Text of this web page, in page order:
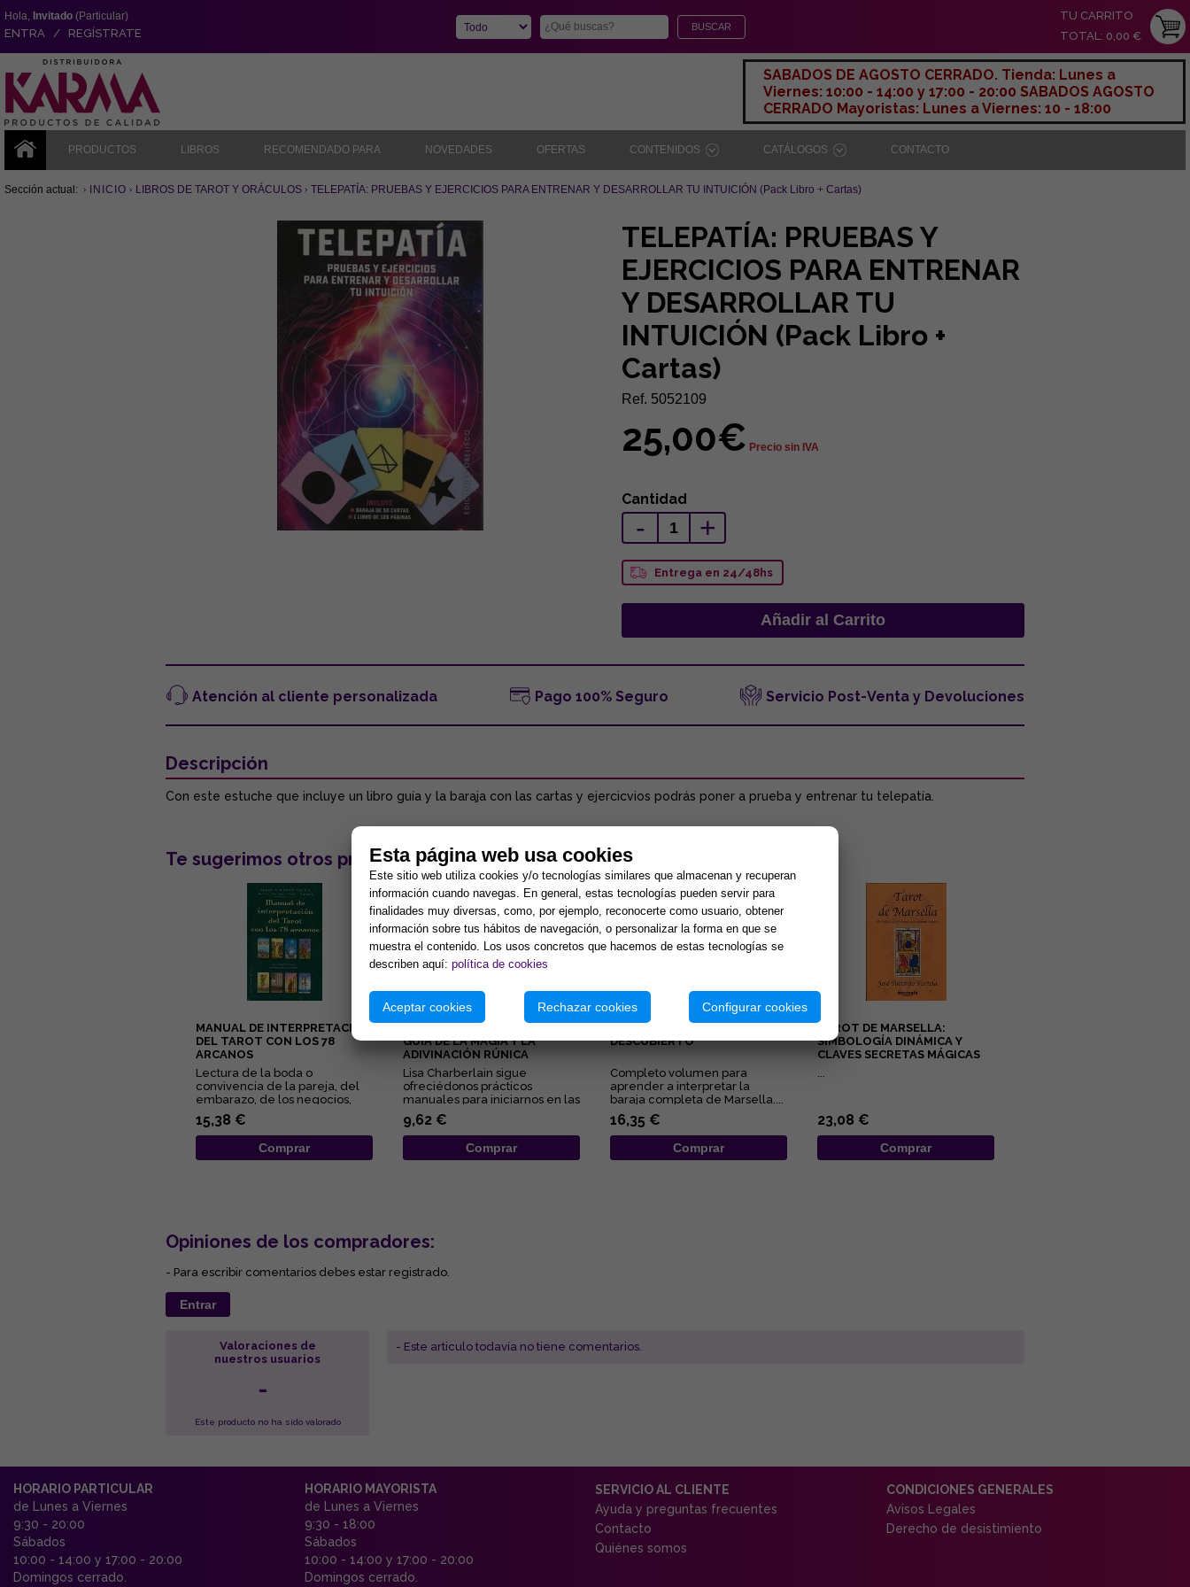
Hola, Invitado (Particular)
ENTRA / REGÍSTRATE
TU CARRITO
TOTAL: 0,00 €
SABADOS DE AGOSTO CERRADO. Tienda: Lunes a
Viernes: 10:00 - 14:00 y 17:00 - 20:00 SABADOS AGOSTO
CERRADO Mayoristas: Lunes a Viernes: 10 - 18:00
PRODUCTOS LIBROS RECOMENDADO PARA NOVEDADES OFERTAS CONTENIDOS CATÁLOGOS CONTACTO
Sección actual: INICIO LIBROS DE TAROT Y ORÁCULOS TELEPATÍA: PRUEBAS Y EJERCICIOS PARA ENTRENAR Y DESARROLLAR TU INTUICIÓN (Pack Libro + Cartas)
TELEPATÍA: PRUEBAS Y
EJERCICIOS PARA ENTRENAR
Y DESARROLLAR TU
INTUICIÓN (Pack Libro +
Cartas)
Ref. 5052109
25,00€ Precio sin IVA
Cantidad
- +
Entrega en 24/48hs
Atención al cliente personalizada Pago 100% Seguro Servicio Post-Venta y Devoluciones
Descripción
Con este estuche que incluye un libro guía y la baraja con las cartas y ejercicvios podrás poner a prueba y entrenar tu telepatía.
Te sugerimos otros productos:
MANUAL DE INTERPRETACIÓN
DEL TAROT CON LOS 78
ARCANOS
Lectura de la boda o
convivencia de la pareja, del
embarazo, de los negocios,
del pleito, de la salud... Éstas...
15,38 €
Comprar
GUÍA DE LA MAGIA Y LA
ADIVINACIÓN RÚNICA
Lisa Charberlain sigue
ofreciédonos prácticos
manuales para iniciarnos en las
diferentes disciplinas
esotérica...
9,62 €
Comprar
DESCUBIERTO
Completo volumen para
aprender a interpretar la
baraja completa de Marsella....
16,35 €
Comprar
TAROT DE MARSELLA:
SIMBOLOGÍA DINÁMICA Y
CLAVES SECRETAS MÁGICAS
...
23,08 €
Comprar
Opiniones de los compradores:
- Para escribir comentarios debes estar registrado.
Entrar
Valoraciones de
nuestros usuarios
-
Este producto no ha sido valorado
- Este articulo todavía no tiene comentarios.
HORARIO PARTICULAR
de Lunes a Viernes
9:30 - 20:00
Sábados
10:00 - 14:00 y 17:00 - 20:00
Domingos cerrado.
HORARIO MAYORISTA
de Lunes a Viernes
9:30 - 18:00
Sábados
10:00 - 14:00 y 17:00 - 20:00
Domingos cerrado.
SERVICIO AL CLIENTE
Ayuda y preguntas frecuentes
Contacto
Quiénes somos
CONDICIONES GENERALES
Avisos Legales
Derecho de desistimiento
Esta página web usa cookies
Este sitio web utiliza cookies y/o tecnologías similares que almacenan y recuperan
información cuando navegas. En general, estas tecnologías pueden servir para
finalidades muy diversas, como, por ejemplo, reconocerte como usuario, obtener
información sobre tus hábitos de navegación, o personalizar la forma en que se
muestra el contenido. Los usos concretos que hacemos de estas tecnologías se
describen aquí: política de cookies
Aceptar cookies Rechazar cookies Configurar cookies